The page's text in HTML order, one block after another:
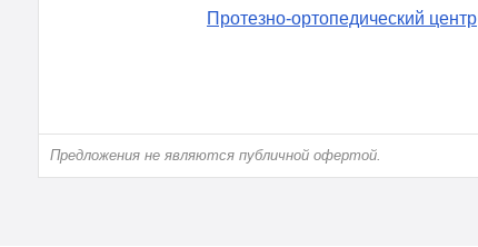
Протезно-ортопедический центр
Предложения не являются публичной офертой.